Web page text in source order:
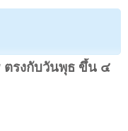
รงกับวันพุธ ขึ้น ๔